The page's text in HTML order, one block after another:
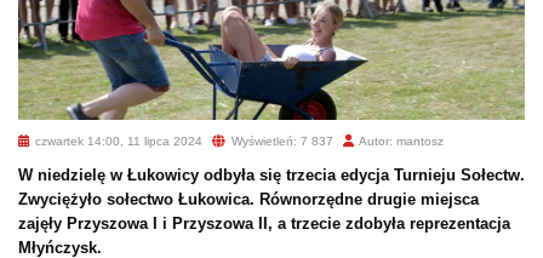
czwartek 14:00, 11 lipca 2024 Wyświetleń: 7 837 Autor: mantosz
W niedzielę w Łukowicy odbyła się trzecia edycja Turnieju Sołectw.
Zwyciężyło sołectwo Łukowica. Równorzędne drugie miejsca
zajęły Przyszowa I i Przyszowa II, a trzecie zdobyła reprezentacja
Młyńczysk.